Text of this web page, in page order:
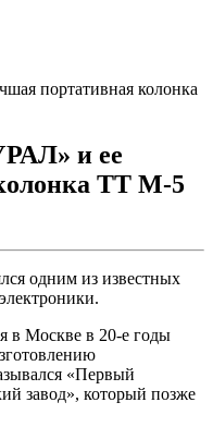
портативная колонка
и ее
ТТ М‑5
одним из известных
в Москве в 20-е годы
«Первый
завод», который позже